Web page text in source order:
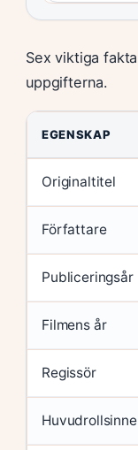
Sex viktiga
uppgifterna.
EGENSKAP
Originaltitel
Författare
Publiceringsår
Filmens år
Regissör